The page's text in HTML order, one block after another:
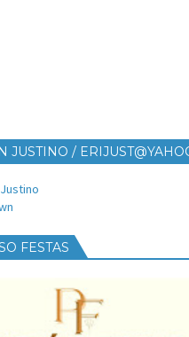
JUSTINO /
FESTAS